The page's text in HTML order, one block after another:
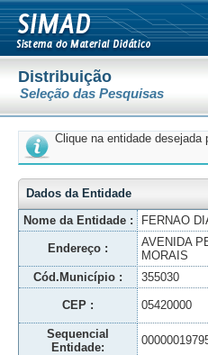
Distribuição
Seleção das Pesquisas
Clique na entidade
Dados da Entidade
Nome da Entidade :
FERNAO
Endereço :
AVENIDA
MORAIS
Cód.Município : 355030
CEP : 05420000
Sequencial
Entidade: